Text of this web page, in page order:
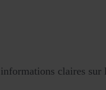
claires